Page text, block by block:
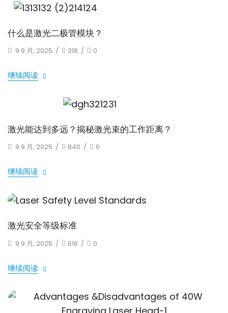
什么是激光二极管模块？
9 9 月, 2025 / 318 / 0
继续阅读
激光能达到多远？揭秘激光束的工作距离？
9 9 月, 2025 / 840 / 0
继续阅读
激光安全等级标准
9 9 月, 2025 / 618 / 0
继续阅读